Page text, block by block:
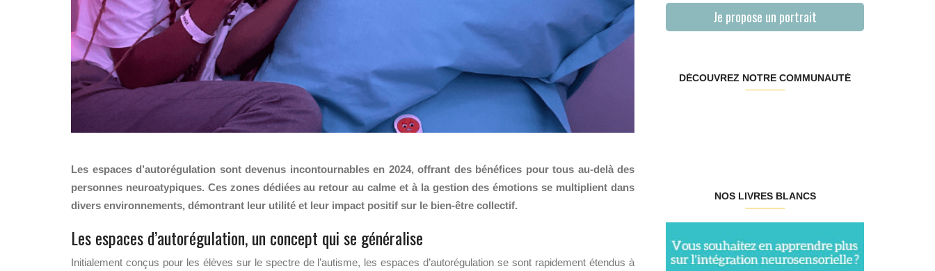
Les espaces d’autorégulation sont devenus incontournables en 2024, offrant des bénéfices pour tous au-delà des
personnes neuroatypiques. Ces zones dédiées au retour au calme et à la gestion des émotions se multiplient dans
divers environnements, démontrant leur utilité et leur impact positif sur le bien-être collectif.
Les espaces d’autorégulation, un concept qui se généralise
Initialement conçus pour les élèves sur le spectre de l’autisme, les espaces d’autorégulation se sont rapidement étendus à
Je propose un portrait
DÉCOUVREZ NOTRE COMMUNAUTÉ
NOS LIVRES BLANCS